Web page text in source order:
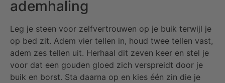
ademhaling
Leg je steen voor zelfvertrouwen op je buik terwijl je
op bed zit. Adem vier tellen in, houd twee tellen vast,
adem zes tellen uit. Herhaal dit zeven keer en stel je
voor dat een gouden gloed zich verspreidt door je
buik en borst. Sta daarna op en kies één zin die je